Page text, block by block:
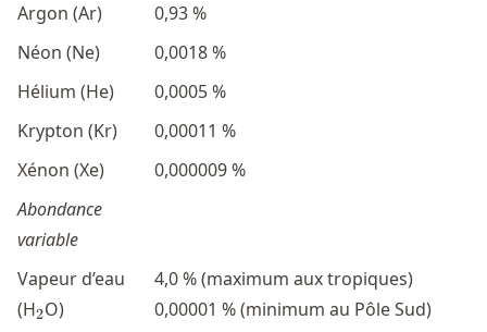
Argon (Ar)
0,93 %
Néon (Ne)
0,0018 %
Hélium (He)
0,0005 %
Krypton (Kr)
0,00011 %
Xénon (Xe)
0,000009 %
Abondance
variable
Vapeur d’eau
(H_2
2O)
4,0 % (maximum aux tropiques)
0,00001 % (minimum au Pôle Sud)